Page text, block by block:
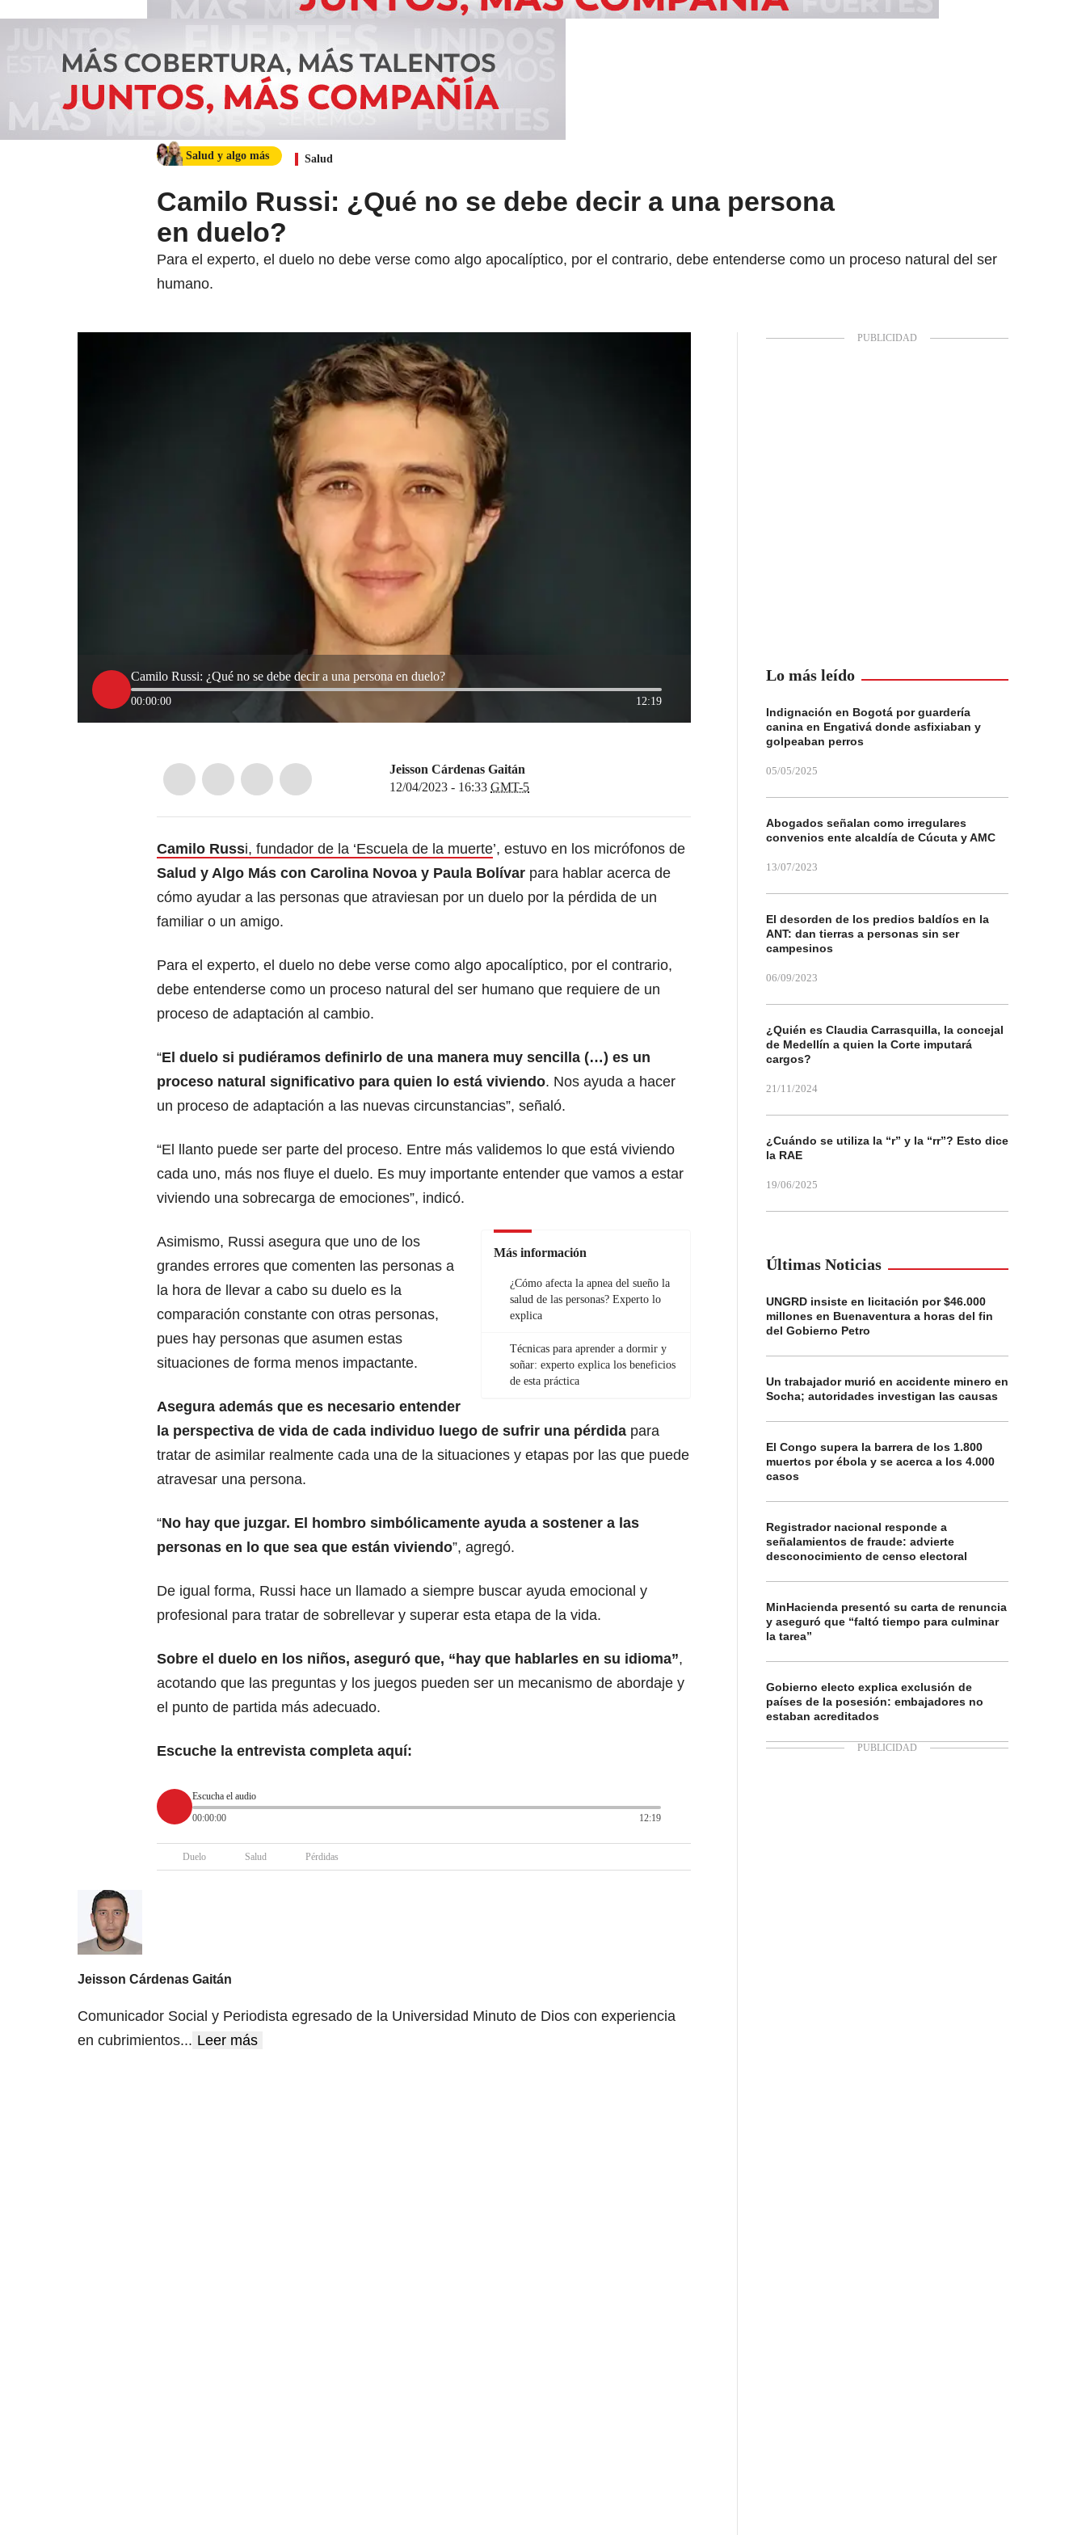
Salud y algo más Salud
Camilo Russi: ¿Qué no se debe decir a una persona
en duelo?
Para el experto, el duelo no debe verse como algo apocalíptico, por el contrario, debe entenderse como un proceso natural del ser
humano.
Camilo Russi: ¿Qué no se debe decir a una persona en duelo?
00:00:00 12:19
Jeisson Cárdenas Gaitán
12/04/2023 - 16:33 GMT-5
Camilo Russi, fundador de la ‘Escuela de la muerte’, estuvo en los micrófonos de
Salud y Algo Más con Carolina Novoa y Paula Bolívar para hablar acerca de
cómo ayudar a las personas que atraviesan por un duelo por la pérdida de un
familiar o un amigo.
Para el experto, el duelo no debe verse como algo apocalíptico, por el contrario,
debe entenderse como un proceso natural del ser humano que requiere de un
proceso de adaptación al cambio.
“El duelo si pudiéramos definirlo de una manera muy sencilla (…) es un
proceso natural significativo para quien lo está viviendo. Nos ayuda a hacer
un proceso de adaptación a las nuevas circunstancias”, señaló.
“El llanto puede ser parte del proceso. Entre más validemos lo que está viviendo
cada uno, más nos fluye el duelo. Es muy importante entender que vamos a estar
viviendo una sobrecarga de emociones”, indicó.
Más información
¿Cómo afecta la apnea del sueño la
salud de las personas? Experto lo
explica
Técnicas para aprender a dormir y
soñar: experto explica los beneficios
de esta práctica
Asimismo, Russi asegura que uno de los
grandes errores que comenten las personas a
la hora de llevar a cabo su duelo es la
comparación constante con otras personas,
pues hay personas que asumen estas
situaciones de forma menos impactante.
Asegura además que es necesario entender
la perspectiva de vida de cada individuo luego de sufrir una pérdida para
tratar de asimilar realmente cada una de la situaciones y etapas por las que puede
atravesar una persona.
“No hay que juzgar. El hombro simbólicamente ayuda a sostener a las
personas en lo que sea que están viviendo”, agregó.
De igual forma, Russi hace un llamado a siempre buscar ayuda emocional y
profesional para tratar de sobrellevar y superar esta etapa de la vida.
Sobre el duelo en los niños, aseguró que, “hay que hablarles en su idioma”,
acotando que las preguntas y los juegos pueden ser un mecanismo de abordaje y
el punto de partida más adecuado.
Escuche la entrevista completa aquí:
Escucha el audio
00:00:00
12:19
Duelo Salud Pérdidas
Jeisson Cárdenas Gaitán
Comunicador Social y Periodista egresado de la Universidad Minuto de Dios con experiencia
en cubrimientos... Leer más
Lo más leído
Indignación en Bogotá por guardería
canina en Engativá donde asfixiaban y
golpeaban perros
05/05/2025
Abogados señalan como irregulares
convenios ente alcaldía de Cúcuta y AMC
13/07/2023
El desorden de los predios baldíos en la
ANT: dan tierras a personas sin ser
campesinos
06/09/2023
¿Quién es Claudia Carrasquilla, la concejal
de Medellín a quien la Corte imputará
cargos?
21/11/2024
¿Cuándo se utiliza la “r” y la “rr”? Esto dice
la RAE
19/06/2025
Últimas Noticias
UNGRD insiste en licitación por $46.000
millones en Buenaventura a horas del fin
del Gobierno Petro
Un trabajador murió en accidente minero en
Socha; autoridades investigan las causas
El Congo supera la barrera de los 1.800
muertos por ébola y se acerca a los 4.000
casos
Registrador nacional responde a
señalamientos de fraude: advierte
desconocimiento de censo electoral
MinHacienda presentó su carta de renuncia
y aseguró que “faltó tiempo para culminar
la tarea”
Gobierno electo explica exclusión de
países de la posesión: embajadores no
estaban acreditados